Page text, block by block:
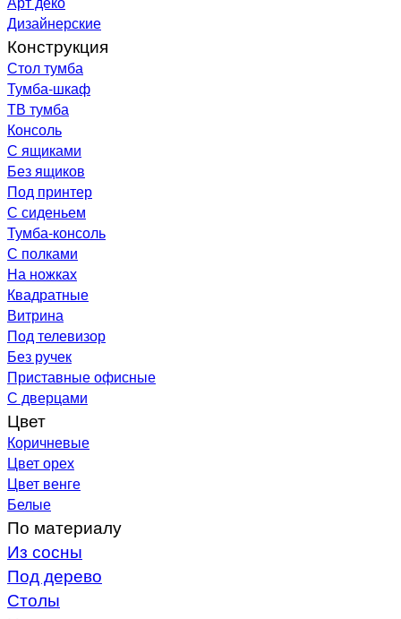
Дизайнерские
Конструкция
Стол тумба
Тумба-шкаф
ТВ тумба
Консоль
С ящиками
Без ящиков
Под принтер
С сиденьем
Тумба-консоль
С полками
На ножках
Квадратные
Витрина
Под телевизор
Без ручек
Приставные офисные
С дверцами
Цвет
Коричневые
Цвет орех
Цвет венге
Белые
По материалу
Из сосны
Под дерево
Столы